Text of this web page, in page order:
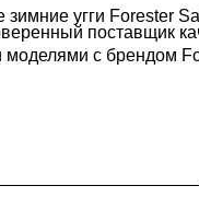
угги Forester
поставщик
моделями с брендом